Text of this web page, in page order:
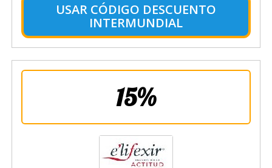
USAR CÓDIGO DESCUENTO
INTERMUNDIAL
15%